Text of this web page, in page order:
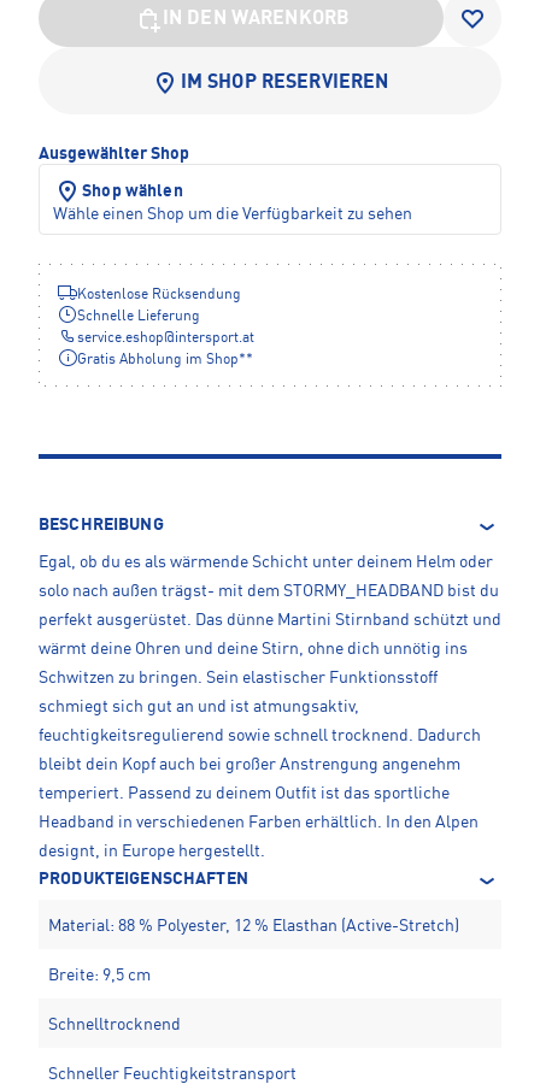
IN DEN WARENKORB
IM SHOP RESERVIEREN
Ausgewählter Shop
Shop wählen
Wähle einen Shop um die Verfügbarkeit zu sehen
Kostenlose Rücksendung
Schnelle Lieferung
service.eshop@intersport.at
Gratis Abholung im Shop**
BESCHREIBUNG
Egal, ob du es als wärmende Schicht unter deinem Helm oder
solo nach außen trägst- mit dem STORMY_HEADBAND bist du
perfekt ausgerüstet. Das dünne Martini Stirnband schützt und
wärmt deine Ohren und deine Stirn, ohne dich unnötig ins
Schwitzen zu bringen. Sein elastischer Funktionsstoff
schmiegt sich gut an und ist atmungsaktiv,
feuchtigkeitsregulierend sowie schnell trocknend. Dadurch
bleibt dein Kopf auch bei großer Anstrengung angenehm
temperiert. Passend zu deinem Outfit ist das sportliche
Headband in verschiedenen Farben erhältlich. In den Alpen
designt, in Europe hergestellt.
PRODUKTEIGENSCHAFTEN
Material: 88 % Polyester, 12 % Elasthan (Active-Stretch)
Breite: 9,5 cm
Schnelltrocknend
Schneller Feuchtigkeitstransport